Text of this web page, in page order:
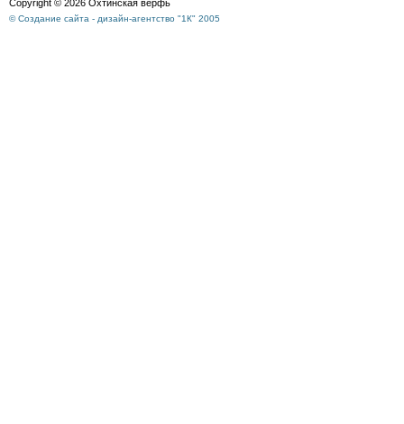
Copyright © 2026 Охтинская верфь
© Создание сайта - дизайн-агентство "1К" 2005